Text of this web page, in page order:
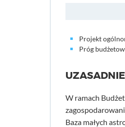
Projekt
Próg
W ramach
Baza małych